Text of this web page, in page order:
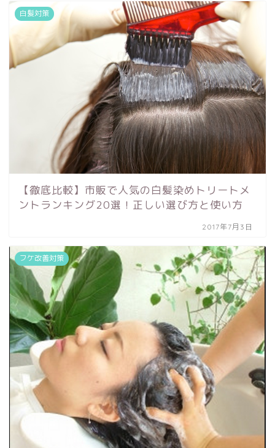
白髪対策
【徹底比較】市販で人気の白髪染めトリートメ
ントランキング20選！正しい選び方と使い方
2017年7月3日
フケ改善対策